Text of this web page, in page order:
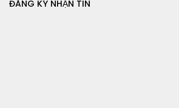
ĐĂNG KÝ NHẬN TIN